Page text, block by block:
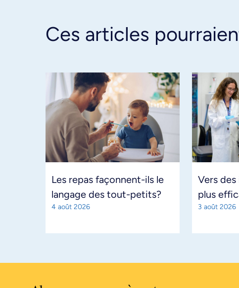
Ces articles
Les repas façonnent-ils le
langage des tout-petits?
4 août 2026
Vers
plus
3 août 2026